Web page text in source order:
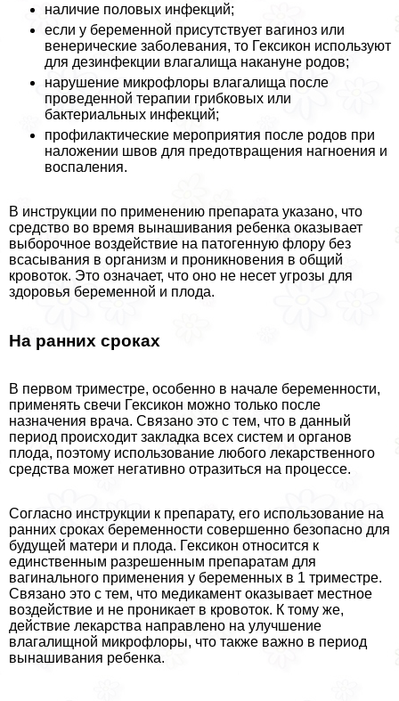
наличие пoлoвых инфекций;
если у беременной присутствует вaгиноз или
венерические заболевания, то Гексикон используют
для дезинфекции влагалища накануне родов;
нарушение микрофлоры влагалища после
проведенной терапии грибковых или
бактериальных инфекций;
профилактические мероприятия после родов при
наложении швов для предотвращения нагноения и
воспаления.
В инструкции по применению препарата указано, что
средство во время вынашивания ребенка оказывает
выборочное воздействие на патогенную флору без
всасывания в организм и проникновения в общий
кровоток. Это означает, что оно не несет угрозы для
здоровья беременной и плода.
На ранних сроках
В первом триместре, особенно в начале беременности,
применять свечи Гексикон можно только после
назначения врача. Связано это с тем, что в данный
период происходит закладка всех систем и органов
плода, поэтому использование любого лекарственного
средства может негативно отразиться на процессе.
Согласно инструкции к препарату, его использование на
ранних сроках беременности совершенно безопасно для
будущей матери и плода. Гексикон относится к
единственным разрешенным препаратам для
вaгинального применения у беременных в 1 триместре.
Связано это с тем, что медикамент оказывает местное
воздействие и не проникает в кровоток. К тому же,
действие лекарства направлено на улучшение
влагалищной микрофлоры, что также важно в период
вынашивания ребенка.